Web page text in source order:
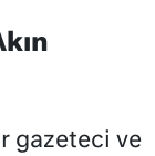
gazeteci ve